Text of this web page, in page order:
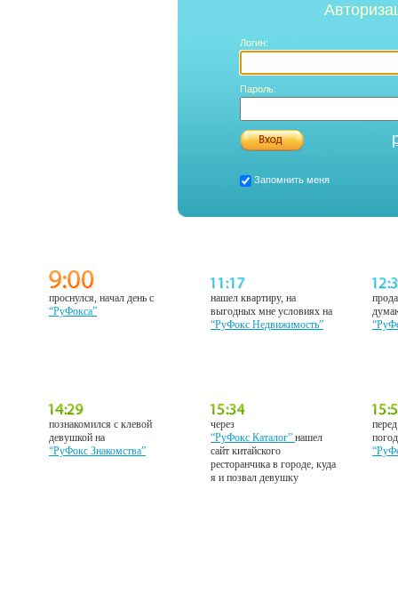
Логин:
Пароль:
Запомнить меня
проснулся, начал день с
“РуФокса”
нашел квартиру, на
выгодных мне условиях на
“РуФокс Недвижимость”
познакомился с клевой
девушкой на
“РуФокс Знакомства”
через
“РуФокс Каталог”нашел
сайт китайского
ресторанчика в городе, куда
я и позвал девушку